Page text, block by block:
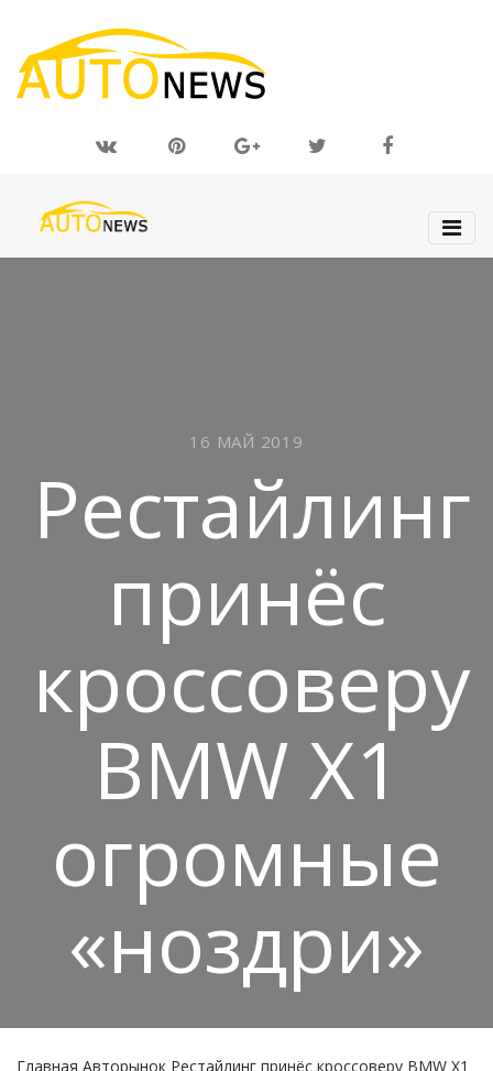
16 МАЙ 2019
Рестайлинг
принёс
кроссоверу
BMW X1
огромные
«ноздри»
Главная Авторынок Рестайлинг принёс кроссоверу BMW X1